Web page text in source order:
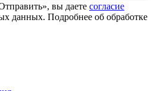
вы даете согласие
данных. Подробнее об обработке